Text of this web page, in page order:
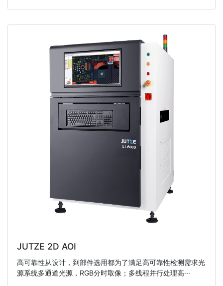
JUTZE 2D AOI
高可靠性从设计，到部件选用都为了满足高可靠性检测需求光
源系统多通道光源，RGB分时取像；多线程并行处理高···